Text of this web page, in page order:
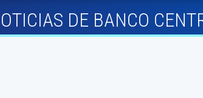
DE BANCO